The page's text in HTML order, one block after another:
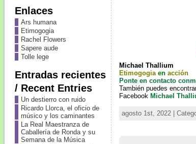
Enlaces
Ars humana
Etimogogia
Rachel Flowers
Sapere aude
Tolle lege
Entradas recientes
/ Recent Entries
Un destierro con ruido
Ricardo Llorca, el oficio de
músico y los caminantes
La Real Maestranza de
Caballería de Ronda y su
Semana de la Música
Michael Thallium
Etimogogia en acción
Ponte en contacto
También puedes
Facebook Michael
agosto 1st, 2022 |